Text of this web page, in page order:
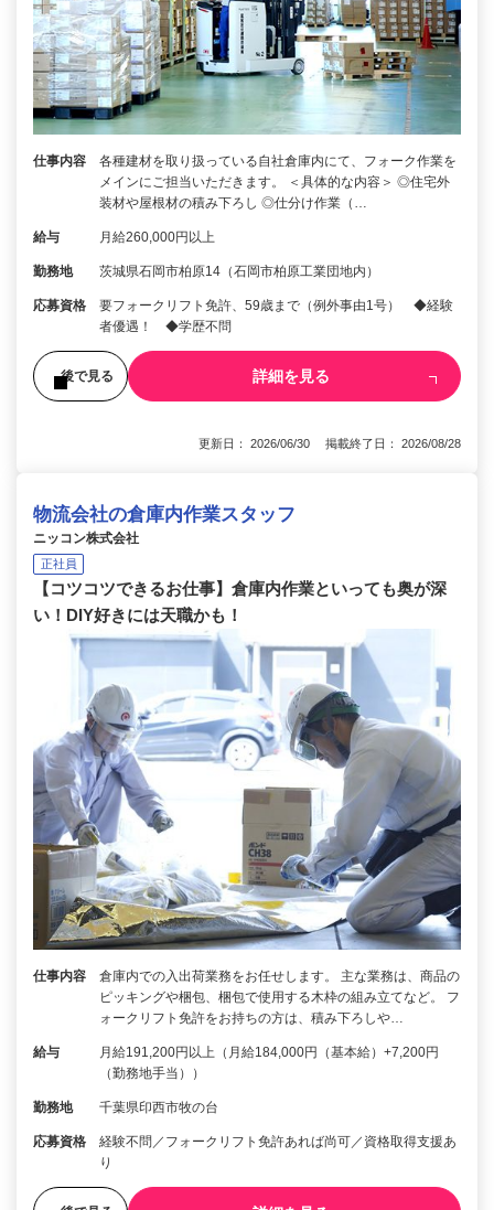
仕事内容
各種建材を取り扱っている自社倉庫内にて、フォーク作業を
メインにご担当いただきます。 ＜具体的な内容＞ ◎住宅外
装材や屋根材の積み下ろし ◎仕分け作業（…
給与 月給260,000円以上
勤務地 茨城県石岡市柏原14（石岡市柏原工業団地内）
応募資格
要フォークリフト免許、59歳まで（例外事由1号） ◆経験
者優遇！ ◆学歴不問
後で見る 詳細を見る
更新日： 2026/06/30 掲載終了日： 2026/08/28
物流会社の倉庫内作業スタッフ
ニッコン株式会社
正社員
【コツコツできるお仕事】倉庫内作業といっても奥が深
い！DIY好きには天職かも！
仕事内容
倉庫内での入出荷業務をお任せします。 主な業務は、商品の
ピッキングや梱包、梱包で使用する木枠の組み立てなど。 フ
ォークリフト免許をお持ちの方は、積み下ろしや…
給与
月給191,200円以上（月給184,000円（基本給）+7,200円
（勤務地手当））
勤務地 千葉県印西市牧の台
応募資格
経験不問／フォークリフト免許あれば尚可／資格取得支援あ
り